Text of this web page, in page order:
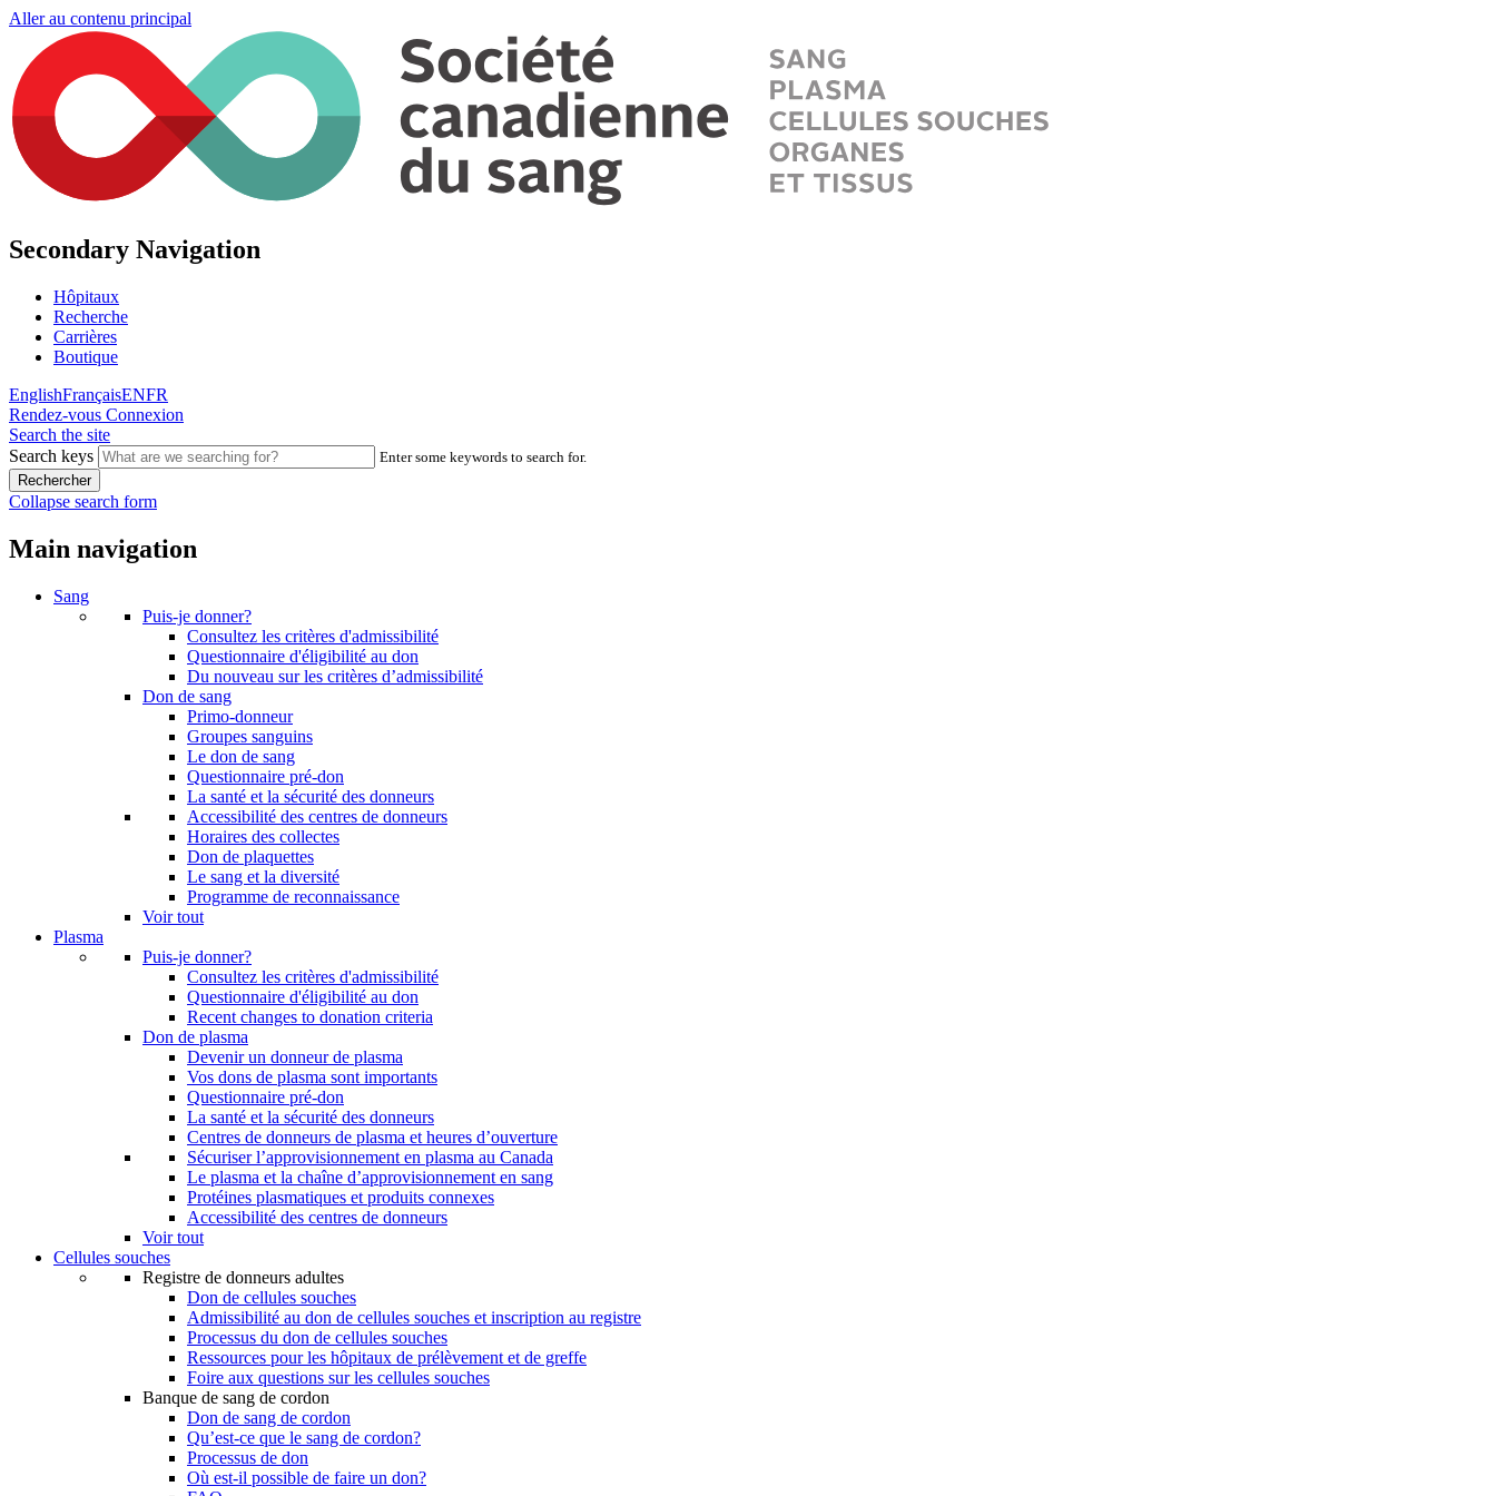
Aller au contenu principal
Secondary Navigation
Hôpitaux
Recherche
Carrières
Boutique
EnglishFrançaisENFR
Rendez-vous Connexion
Search the site
Search keys
Enter some keywords to search for.
Collapse search form
Main navigation
Sang
Puis-je donner?
Consultez les critères d'admissibilité
Questionnaire d'éligibilité au don
Du nouveau sur les critères d’admissibilité
Don de sang
Primo-donneur
Groupes sanguins
Le don de sang
Questionnaire pré-don
La santé et la sécurité des donneurs
Accessibilité des centres de donneurs
Horaires des collectes
Don de plaquettes
Le sang et la diversité
Programme de reconnaissance
Voir tout
Plasma
Puis-je donner?
Consultez les critères d'admissibilité
Questionnaire d'éligibilité au don
Recent changes to donation criteria
Don de plasma
Devenir un donneur de plasma
Vos dons de plasma sont importants
Questionnaire pré-don
La santé et la sécurité des donneurs
Centres de donneurs de plasma et heures d’ouverture
Sécuriser l’approvisionnement en plasma au Canada
Le plasma et la chaîne d’approvisionnement en sang
Protéines plasmatiques et produits connexes
Accessibilité des centres de donneurs
Voir tout
Cellules souches
Registre de donneurs adultes
Don de cellules souches
Admissibilité au don de cellules souches et inscription au registre
Processus du don de cellules souches
Ressources pour les hôpitaux de prélèvement et de greffe
Foire aux questions sur les cellules souches
Banque de sang de cordon
Don de sang de cordon
Qu’est-ce que le sang de cordon?
Processus de don
Où est-il possible de faire un don?